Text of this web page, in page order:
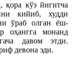
қора кўз йигитча
кийиб, худди
ўраб олган ёш-
оҳангга монанд
давом этди.
девона эди.